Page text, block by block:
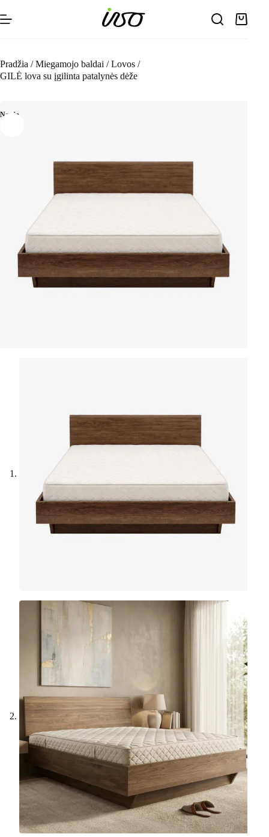
to
content
Pradžia / Miegamojo baldai / Lovos /
GILĖ lova su įgilinta patalynės dėže
Nauja